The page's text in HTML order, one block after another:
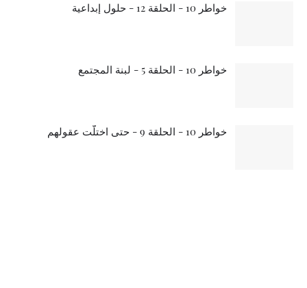
خواطر 10 - الحلقة 12 - حلول إبداعية
خواطر 10 - الحلقة 5 - لبنة المجتمع
خواطر 10 - الحلقة 9 - حتى اختلَّت عقولهم